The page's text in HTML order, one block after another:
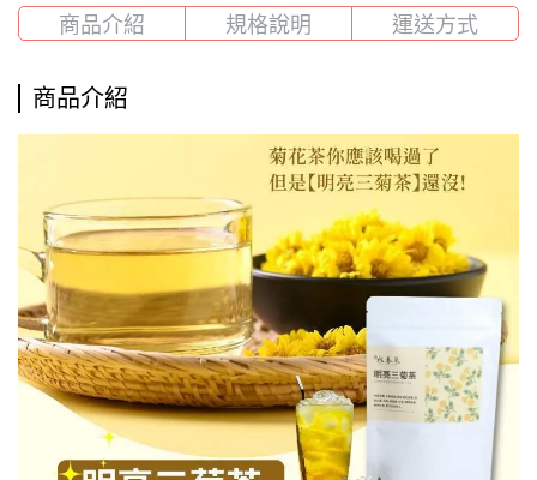
商品介紹 規格說明 運送方式
商品介紹